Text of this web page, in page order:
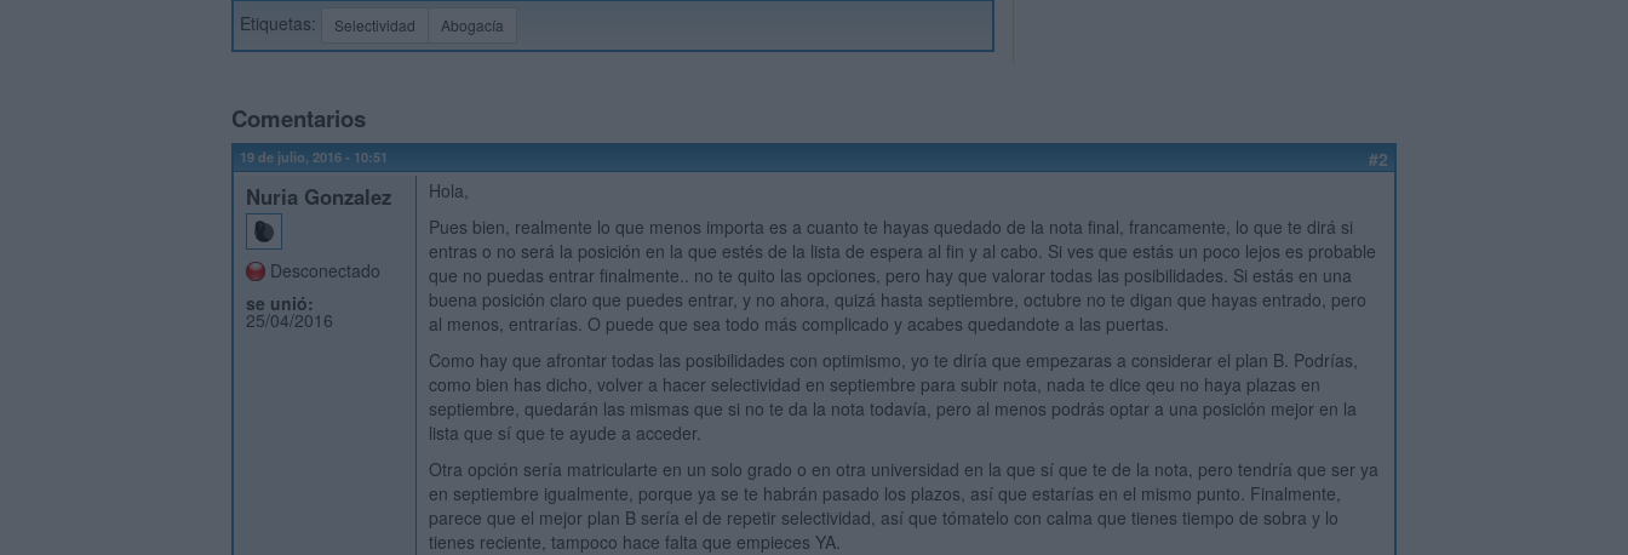
Etiquetas: Selectividad Abogacía
Comentarios
19 de julio, 2016 - 10:51 #2
Nuria Gonzalez
Desconectado
se unió:
25/04/2016
Hola,
Pues bien, realmente lo que menos importa es a cuanto te hayas quedado de la nota final, francamente, lo que te dirá si
entras o no será la posición en la que estés de la lista de espera al fin y al cabo. Si ves que estás un poco lejos es probable
que no puedas entrar finalmente.. no te quito las opciones, pero hay que valorar todas las posibilidades. Si estás en una
buena posición claro que puedes entrar, y no ahora, quizá hasta septiembre, octubre no te digan que hayas entrado, pero
al menos, entrarías. O puede que sea todo más complicado y acabes quedandote a las puertas.
Como hay que afrontar todas las posibilidades con optimismo, yo te diría que empezaras a considerar el plan B. Podrías,
como bien has dicho, volver a hacer selectividad en septiembre para subir nota, nada te dice qeu no haya plazas en
septiembre, quedarán las mismas que si no te da la nota todavía, pero al menos podrás optar a una posición mejor en la
lista que sí que te ayude a acceder.
Otra opción sería matricularte en un solo grado o en otra universidad en la que sí que te de la nota, pero tendría que ser ya
en septiembre igualmente, porque ya se te habrán pasado los plazos, así que estarías en el mismo punto. Finalmente,
parece que el mejor plan B sería el de repetir selectividad, así que tómatelo con calma que tienes tiempo de sobra y lo
tienes reciente, tampoco hace falta que empieces YA.